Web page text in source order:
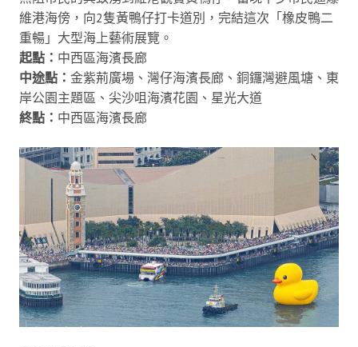
維港海傍，向2隻黃鴨仔打卡道別，完結這次「橡皮鴨二
重暢」大型海上藝術展覽。
起點： 中西區海濱長廊
中途點： 金紫荊廣場、灣仔海濱長廊、銅鑼灣避風塘、東
岸公園主題區、尖沙咀海濱花園、星光大道
終點： 中西區海濱長廊